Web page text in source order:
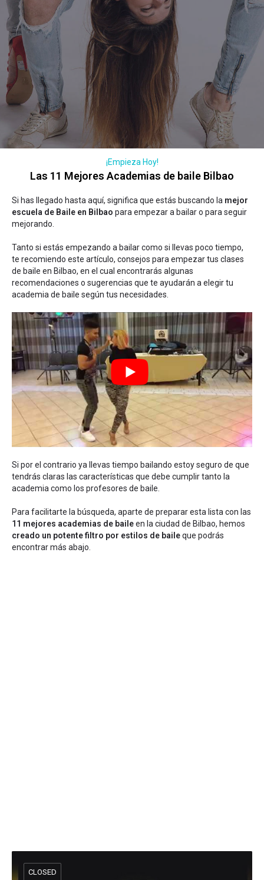
¡Empieza Hoy!
Las 11 Mejores Academias de baile Bilbao
Si has llegado hasta aquí, significa que estás buscando la mejor
escuela de Baile en Bilbao para empezar a bailar o para seguir
mejorando.
Tanto si estás empezando a bailar como si llevas poco tiempo,
te recomiendo este artículo, consejos para empezar tus clases
de baile en Bilbao, en el cual encontrarás algunas
recomendaciones o sugerencias que te ayudarán a elegir tu
academia de baile según tus necesidades.
Si por el contrario ya llevas tiempo bailando estoy seguro de que
tendrás claras las características que debe cumplir tanto la
academia como los profesores de baile.
Para facilitarte la búsqueda, aparte de preparar esta lista con las
11 mejores academias de baileen la ciudad de Bilbao, hemos
creado un potente filtro por estilos de baileque podrás
encontrar más abajo.
CLOSED